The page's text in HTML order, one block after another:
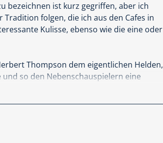
bezeichnen ist kurz gegriffen, aber ich
folgen, die ich aus den Cafes in
Kulisse, ebenso wie die eine oder
Thompson dem eigentlichen Helden,
so den Nebenschauspielern eine
zu nehmen, der seiner Intuition
ist Realitätsnahe, wie einige